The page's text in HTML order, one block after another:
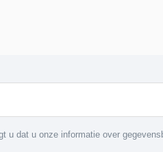
u dat u onze informatie over